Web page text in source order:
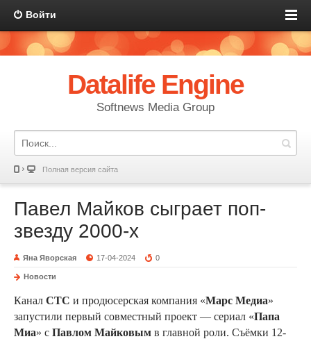
Войти
Datalife Engine
Softnews Media Group
Полная версия сайта
Павел Майков сыграет поп-
звезду 2000-х
Яна Яворская 17-04-2024 0
Новости
Канал СТС и продюсерская компания «Марс Медиа»
запустили первый совместный проект — сериал «Папа
Миа» с Павлом Майковым в главной роли. Съёмки 12-